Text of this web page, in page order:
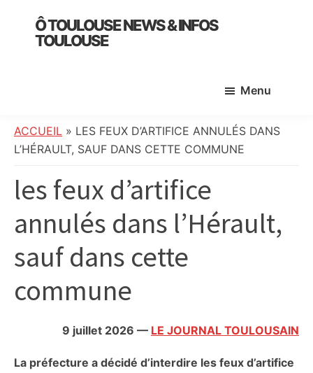
primary
Ô TOULOUSE NEWS & INFOS
TOULOUSE
:
info
société,
culture,
politique,
faits
et
citoyennes
Menu
ACCUEIL » LES FEUX D’ARTIFICE ANNULÉS DANS
L’HÉRAULT, SAUF DANS CETTE COMMUNE
les feux d’artifice
annulés dans l’Hérault,
sauf dans cette
commune
9 juillet 2026 — LE JOURNAL TOULOUSAIN
La préfecture a décidé d’interdire les feux d’artifice